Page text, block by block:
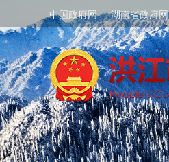
中国政府网 湖南省政府网